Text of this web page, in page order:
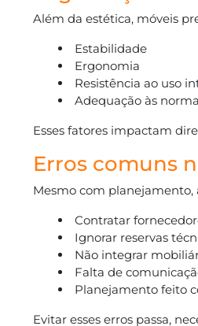
Além da estética, móveis
Estabilidade
Ergonomia
Resistência ao uso
Adequação às
Esses fatores impactam
Erros comuns
Mesmo com planejamento,
Contratar
Ignorar reservas
Não integrar
Falta de
Planejamento feito
Evitar esses erros passa,